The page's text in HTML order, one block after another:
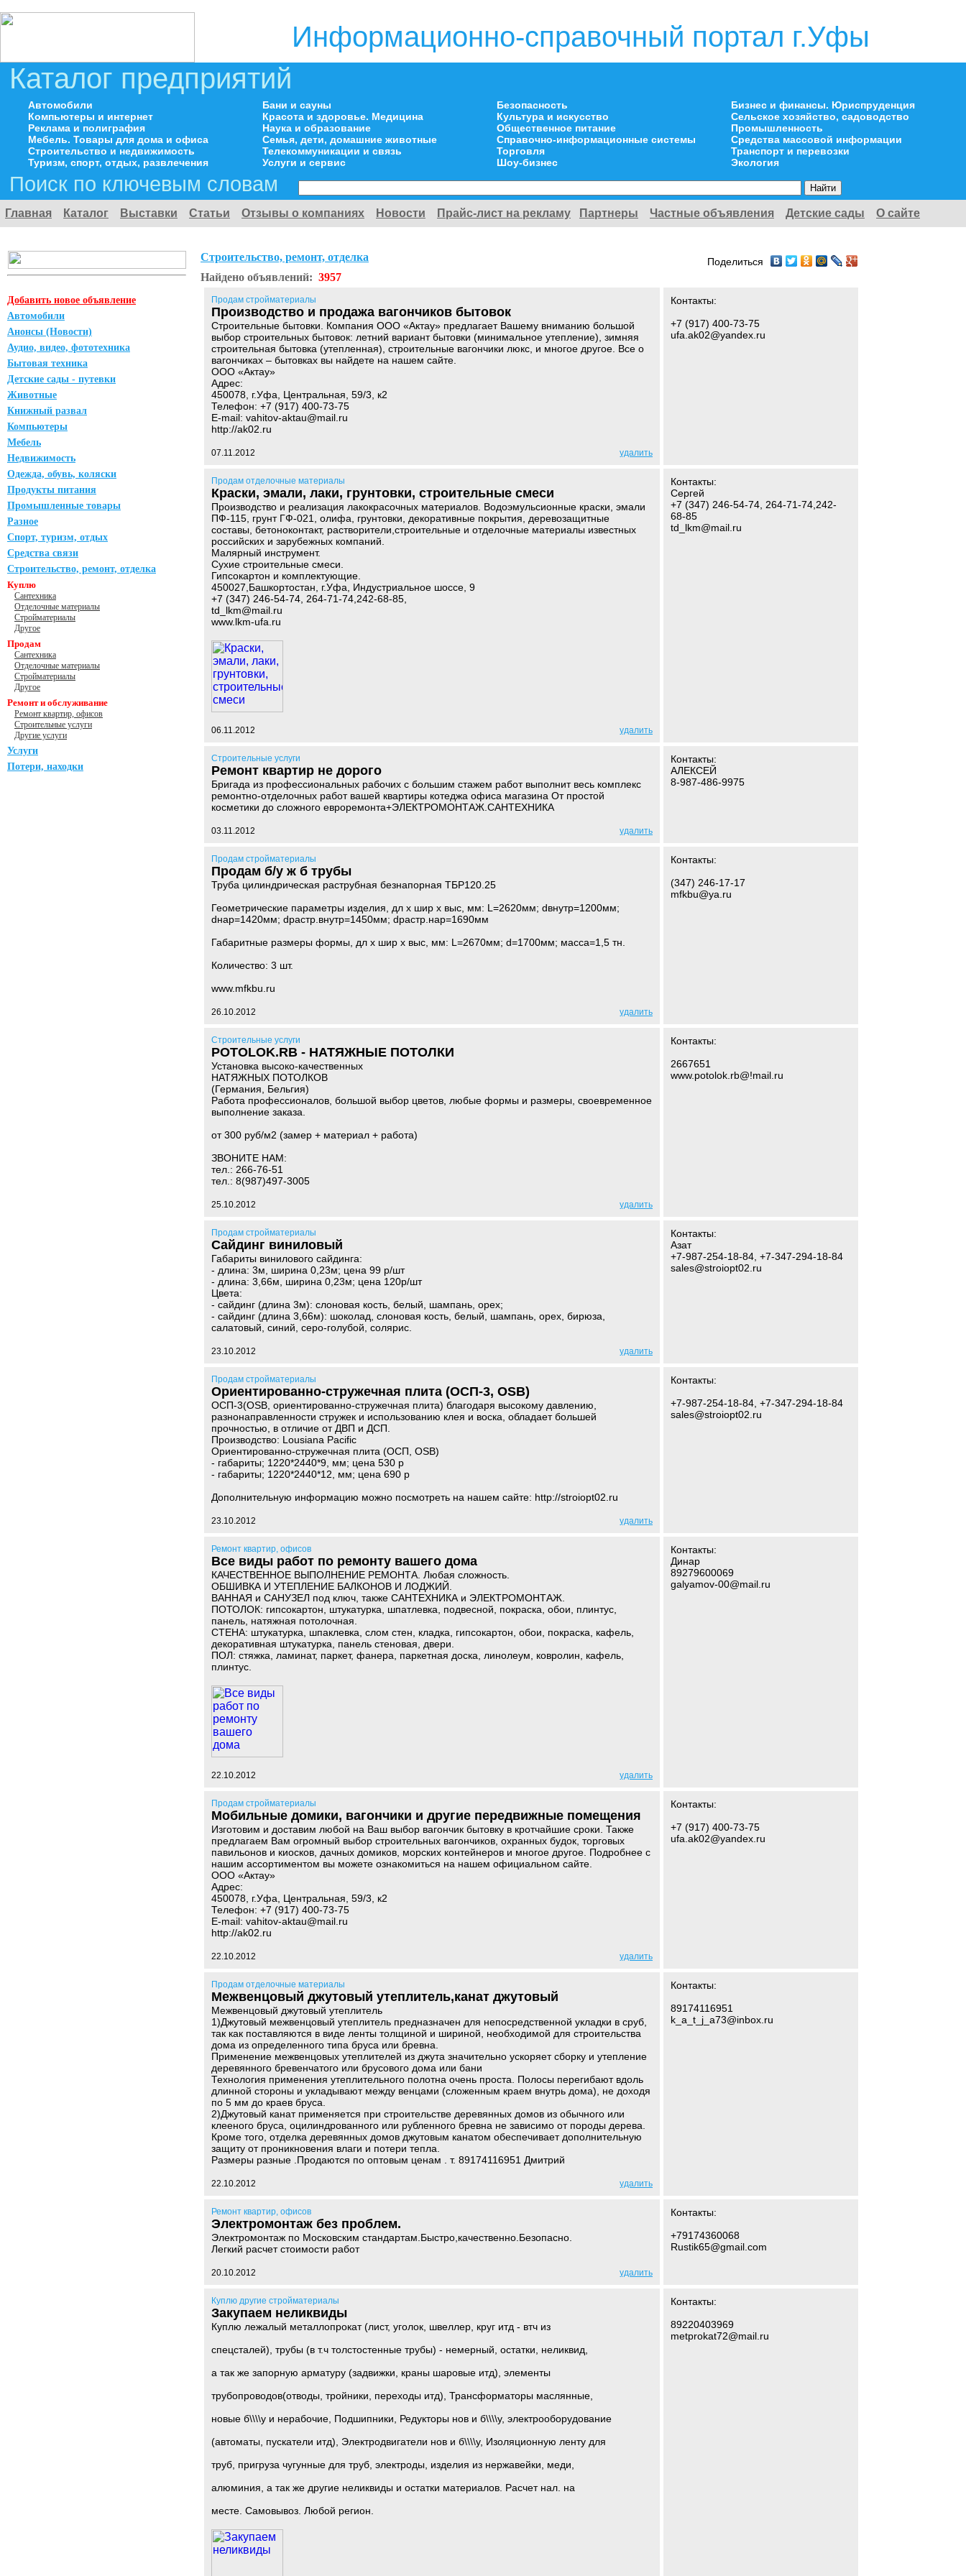
Информационно-справочный портал г.Уфы
Каталог предприятий
Автомобили
Компьютеры и интернет
Реклама и полиграфия
Мебель. Товары для дома и офиса
Строительство и недвижимость
Туризм, спорт, отдых, развлечения
Бани и сауны
Красота и здоровье. Медицина
Наука и образование
Семья, дети, домашние животные
Телекоммуникации и связь
Услуги и сервис
Безопасность
Культура и искусство
Общественное питание
Справочно-информационные системы
Торговля
Шоу-бизнес
Бизнес и финансы. Юриспруденция
Сельское хозяйство, садоводство
Промышленность
Средства массовой информации
Транспорт и перевозки
Экология
Поиск по ключевым словам
Главная Каталог Выставки Статьи Отзывы о компаниях Новости Прайс-лист на рекламу Партнеры Частные объявления Детские сады О сайте
Добавить новое объявление
Автомобили
Анонсы (Новости)
Аудио, видео, фототехника
Бытовая техника
Детские сады - путевки
Животные
Книжный развал
Компьютеры
Мебель
Недвижимость
Одежда, обувь, коляски
Продукты питания
Промышленные товары
Разное
Спорт, туризм, отдых
Средства связи
Строительство, ремонт, отделка
Куплю
Сантехника
Отделочные материалы
Стройматериалы
Другое
Продам
Сантехника
Отделочные материалы
Стройматериалы
Другое
Ремонт и обслуживание
Ремонт квартир, офисов
Строительные услуги
Другие услуги
Услуги
Потери, находки
Строительство, ремонт, отделка Поделиться
Найдено объявлений: 3957
Продам стройматериалы
Производство и продажа вагончиков бытовок
Строительные бытовки. Компания ООО «Актау» предлагает Вашему вниманию большой
выбор строительных бытовок: летний вариант бытовки (минимальное утепление), зимняя
строительная бытовка (утепленная), строительные вагончики люкс, и многое другое. Все о
вагончиках – бытовках вы найдете на нашем сайте.
ООО «Актау»
Адрес:
450078, г.Уфа, Центральная, 59/3, к2
Телефон: +7 (917) 400-73-75
E-mail: vahitov-aktau@mail.ru
http://ak02.ru
07.11.2012 удалить
Контакты:
+7 (917) 400-73-75
ufa.ak02@yandex.ru
Продам отделочные материалы
Краски, эмали, лаки, грунтовки, строительные смеси
Производство и реализация лакокрасочных материалов. Водоэмульсионные краски, эмали
ПФ-115, грунт ГФ-021, олифа, грунтовки, декоративные покрытия, деревозащитные
составы, бетоноконтакт, растворители,строительные и отделочные материалы известных
российских и зарубежных компаний.
Малярный инструмент.
Сухие строительные смеси.
Гипсокартон и комплектующие.
450027,Башкортостан, г.Уфа, Индустриальное шоссе, 9
+7 (347) 246-54-74, 264-71-74,242-68-85,
td_lkm@mail.ru
www.lkm-ufa.ru
06.11.2012 удалить
Контакты:
Сергей
+7 (347) 246-54-74, 264-71-74,242-
68-85
td_lkm@mail.ru
Строительные услуги
Ремонт квартир не дорого
Бригада из профессиональных рабочих с большим стажем работ выполнит весь комплекс
ремонтно-отделочных работ вашей квартиры котеджа офиса магазина От простой
косметики до сложного евроремонта+ЭЛЕКТРОМОНТАЖ.САНТЕХНИКА
03.11.2012 удалить
Контакты:
АЛЕКСЕЙ
8-987-486-9975
Продам стройматериалы
Продам б/у ж б трубы
Труба цилиндрическая раструбная безнапорная ТБР120.25
Геометрические параметры изделия, дл x шир x выс, мм: L=2620мм; dвнутр=1200мм;
dнар=1420мм; dрастр.внутр=1450мм; dрастр.нар=1690мм
Габаритные размеры формы, дл x шир x выс, мм: L=2670мм; d=1700мм; масса=1,5 тн.
Количество: 3 шт.
www.mfkbu.ru
26.10.2012 удалить
Контакты:
(347) 246-17-17
mfkbu@ya.ru
Строительные услуги
POTOLOK.RB - НАТЯЖНЫЕ ПОТОЛКИ
Установка высоко-качественных
НАТЯЖНЫХ ПОТОЛКОВ
(Германия, Бельгия)
Работа профессионалов, большой выбор цветов, любые формы и размеры, своевременное
выполнение заказа.
от 300 руб/м2 (замер + материал + работа)
ЗВОНИТЕ НАМ:
тел.: 266-76-51
тел.: 8(987)497-3005
25.10.2012 удалить
Контакты:
2667651
www.potolok.rb@!mail.ru
Продам стройматериалы
Сайдинг виниловый
Габариты винилового сайдинга:
- длина: 3м, ширина 0,23м; цена 99 р/шт
- длина: 3,66м, ширина 0,23м; цена 120р/шт
Цвета:
- сайдинг (длина 3м): слоновая кость, белый, шампань, орех;
- сайдинг (длина 3,66м): шоколад, слоновая кость, белый, шампань, орех, бирюза,
салатовый, синий, серо-голубой, солярис.
23.10.2012 удалить
Контакты:
Азат
+7-987-254-18-84, +7-347-294-18-84
sales@stroiopt02.ru
Продам стройматериалы
Ориентированно-стружечная плита (ОСП-3, OSB)
ОСП-3(OSB, ориентированно-стружечная плита) благодаря высокому давлению,
разнонаправленности стружек и использованию клея и воска, обладает большей
прочностью, в отличие от ДВП и ДСП.
Производство: Lousiana Pacific
Ориентированно-стружечная плита (ОСП, OSB)
- габариты; 1220*2440*9, мм; цена 530 р
- габариты; 1220*2440*12, мм; цена 690 р
Дополнительную информацию можно посмотреть на нашем сайте: http://stroiopt02.ru
23.10.2012 удалить
Контакты:
+7-987-254-18-84, +7-347-294-18-84
sales@stroiopt02.ru
Ремонт квартир, офисов
Все виды работ по ремонту вашего дома
КАЧЕСТВЕННОЕ ВЫПОЛНЕНИЕ РЕМОНТА. Любая сложность.
ОБШИВКА И УТЕПЛЕНИЕ БАЛКОНОВ И ЛОДЖИЙ.
ВАННАЯ и САНУЗЕЛ под ключ, также САНТЕХНИКА и ЭЛЕКТРОМОНТАЖ.
ПОТОЛОК: гипсокартон, штукатурка, шпатлевка, подвесной, покраска, обои, плинтус,
панель, натяжная потолочная.
СТЕНА: штукатурка, шпаклевка, слом стен, кладка, гипсокартон, обои, покраска, кафель,
декоративная штукатурка, панель стеновая, двери.
ПОЛ: стяжка, ламинат, паркет, фанера, паркетная доска, линолеум, ковролин, кафель,
плинтус.
22.10.2012 удалить
Контакты:
Динар
89279600069
galyamov-00@mail.ru
Продам стройматериалы
Мобильные домики, вагончики и другие передвижные помещения
Изготовим и доставим любой на Ваш выбор вагончик бытовку в кротчайшие сроки. Также
предлагаем Вам огромный выбор строительных вагончиков, охранных будок, торговых
павильонов и киосков, дачных домиков, морских контейнеров и многое другое. Подробнее с
нашим ассортиментом вы можете ознакомиться на нашем официальном сайте.
ООО «Актау»
Адрес:
450078, г.Уфа, Центральная, 59/3, к2
Телефон: +7 (917) 400-73-75
E-mail: vahitov-aktau@mail.ru
http://ak02.ru
22.10.2012 удалить
Контакты:
+7 (917) 400-73-75
ufa.ak02@yandex.ru
Продам отделочные материалы
Межвенцовый джутовый утеплитель,канат джутовый
Межвенцовый джутовый утеплитель
1)Джутовый межвенцовый утеплитель предназначен для непосредственной укладки в сруб,
так как поставляются в виде ленты толщиной и шириной, необходимой для строительства
дома из определенного типа бруса или бревна.
Применение межвенцовых утеплителей из джута значительно ускоряет сборку и утепление
деревянного бревенчатого или брусового дома или бани
Технология применения утеплительного полотна очень проста. Полосы перегибают вдоль
длинной стороны и укладывают между венцами (сложенным краем внутрь дома), не доходя
по 5 мм до краев бруса.
2)Джутовый канат применяется при строительстве деревянных домов из обычного или
клееного бруса, оцилиндрованного или рубленного бревна не зависимо от породы дерева.
Кроме того, отделка деревянных домов джутовым канатом обеспечивает дополнительную
защиту от проникновения влаги и потери тепла.
Размеры разные .Продаются по оптовым ценам . т. 89174116951 Дмитрий
22.10.2012 удалить
Контакты:
89174116951
k_a_t_j_a73@inbox.ru
Ремонт квартир, офисов
Электромонтаж без проблем.
Электромонтаж по Московским стандартам.Быстро,качественно.Безопасно.
Легкий расчет стоимости работ
20.10.2012 удалить
Контакты:
+79174360068
Rustik65@gmail.com
Куплю другие стройматериалы
Закупаем неликвиды
Куплю лежалый металлопрокат (лист, уголок, швеллер, круг итд - втч из
спецсталей), трубы (в т.ч толстостенные трубы) - немерный, остатки, неликвид,
а так же запорную арматуру (задвижки, краны шаровые итд), элементы
трубопроводов(отводы, тройники, переходы итд), Трансформаторы маслянные,
новые б\\\\у и нерабочие, Подшипники, Редукторы нов и б\\\\у, электрооборудование
(автоматы, пускатели итд), Электродвигатели нов и б\\\\у, Изоляционную ленту для
труб, пригруза чугунные для труб, электроды, изделия из нержавейки, меди,
алюминия, а так же другие неликвиды и остатки материалов. Расчет нал. на
месте. Самовывоз. Любой регион.
Контакты:
89220403969
metprokat72@mail.ru